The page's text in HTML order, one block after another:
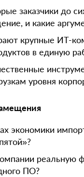
заказчики до
и какие
крупные ИТ-
в единую
уровня
экономики
реальную
ПО?